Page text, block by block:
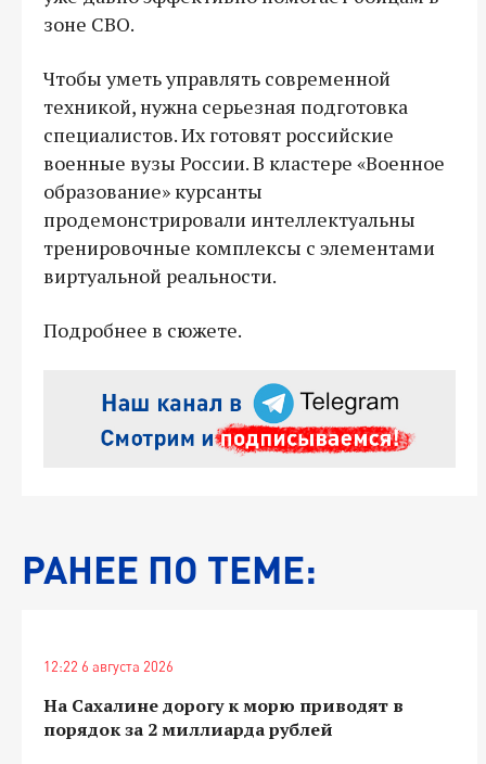
зоне СВО.
Чтобы уметь управлять современной
техникой, нужна серьезная подготовка
специалистов. Их готовят российские
военные вузы России. В кластере «Военное
образование» курсанты
продемонстрировали интеллектуальны
тренировочные комплексы с элементами
виртуальной реальности.
Подробнее в сюжете.
РАНЕЕ ПО ТЕМЕ:
12:22 6 августа 2026
На Сахалине дорогу к морю приводят в
порядок за 2 миллиарда рублей